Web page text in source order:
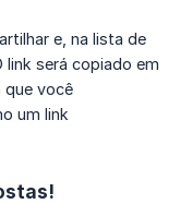
e, na lista de
link será copiado em
que você
um link